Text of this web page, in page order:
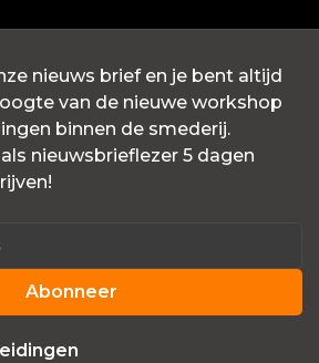
nieuws brief en je bent altijd
van de nieuwe workshop
binnen de smederij.
nieuwsbrieflezer 5 dagen
Abonneer